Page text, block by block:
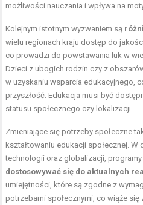
możliwości nauczania i wpływa na
Kolejnym istotnym wyzwaniem są
wielu regionach kraju dostęp do
co prowadzi do powstawania luk w
Dzieci z ubogich rodzin czy z
w uzyskaniu wsparcia edukacyjnego,
przyszłość. Edukacja musi być
statusu społecznego czy lokalizacji.
Zmieniające się potrzeby społeczne
kształtowaniu edukacji społecznej.
technologii oraz globalizacji,
dostosowywać się do aktualnych
umiejętności, które są zgodne z
potrzebami społecznymi, co wiąże